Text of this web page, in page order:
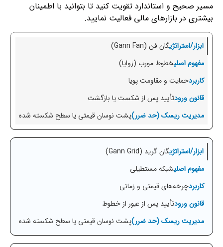
مسیر صحیح و استاندارد تقویت کنید تا بتوانید با اطمینان
بیشتری در بازارهای مالی فعالیت نمایید.
گان فن (Gann Fan)
خطوط مورب (زوایا)
حمایت و مقاومت پویا
تأیید پس از شکست یا بازگشت
پشت نوسان قیمتی یا سطح شکسته شده
گان گرید (Gann Grid)
شبکه مستطیلی
چرخه‌های قیمتی و زمانی
تأیید پس از عبور از خطوط
پشت نوسان قیمتی یا سطح شکسته شده